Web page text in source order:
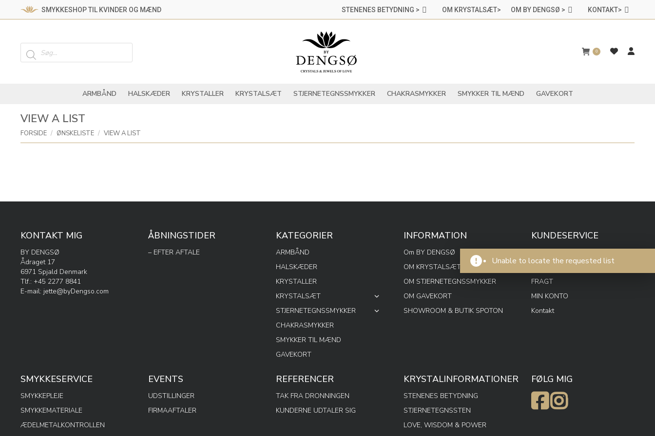
SMYKKESHOP TIL KVINDER OG MÆND STENENES BETYDNING > OM KRYSTALSÆT> OM BY DENGSØ > KONTAKT>
search
0
ARMBÅND HALSKÆDER KRYSTALLER KRYSTALSÆT STJERNETEGNSSMYKKER CHAKRASMYKKER SMYKKER TIL MÆND GAVEKORT
VIEW A LIST
You are here:
FORSIDE ØNSKELISTE VIEW A LIST
Unable to locate the requested list
KONTAKT MIG
BY DENGSØ
Ådraget 17
6971 Spjald Denmark
Tlf.: +45 2277 8841
E-mail: jette@byDengso.com
ÅBNINGSTIDER
– EFTER AFTALE
KATEGORIER
ARMBÅND
HALSKÆDER
KRYSTALLER
KRYSTALSÆT
STJERNETEGNSSMYKKER
CHAKRASMYKKER
SMYKKER TIL MÆND
GAVEKORT
INFORMATION
Om BY DENGSØ
OM KRYSTALSÆT
OM STJERNETEGNSSMYKKER
OM GAVEKORT
SHOWROOM & BUTIK SPOTON
KUNDESERVICE
PRIVATPOLITIK
FRAGT
MIN KONTO
Kontakt
SMYKKESERVICE
SMYKKEPLEJE
SMYKKEMATERIALE
ÆDELMETALKONTROLLEN
EVENTS
UDSTILLINGER
FIRMAAFTALER
REFERENCER
TAK FRA DRONNINGEN
KUNDERNE UDTALER SIG
KRYSTALINFORMATIONER
STENENES BETYDNING
STJERNETEGNSSTEN
LOVE, WISDOM & POWER
FØLG MIG